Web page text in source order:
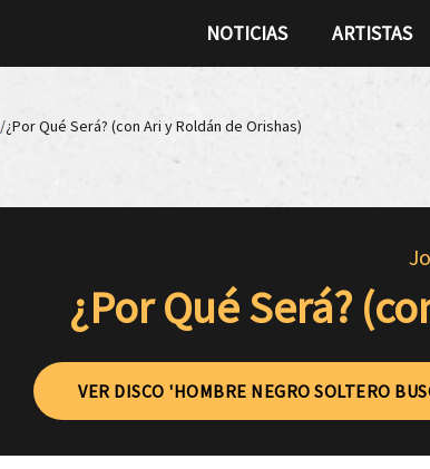
NOTICIAS ARTISTAS
/¿Por Qué Será? (con Ari y Roldán de Orishas)
¿Por Qué Será?
VER DISCO 'HOMBRE NEGRO SOLTERO